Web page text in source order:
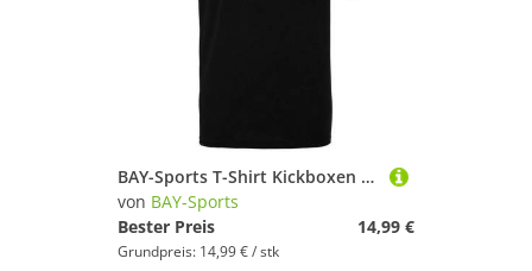
BAY-Sports T-Shirt Kickboxen mein Sport Kickboxshirt Kick-Boxen Kampfsport (100% Baumwolle) Thaiboxen, Muay Thai, Kinder, Erwachsene
von BAY-Sports
Bester Preis
14,99 €
Grundpreis: 14,99 € / stk